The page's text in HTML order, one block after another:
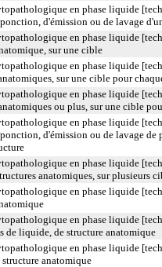
en phase liquide
d'émission ou de lavage
en phase liquide
sur une cible
en phase liquide
sur une cible pour
en phase liquide
ou plus, sur une cible
en phase liquide
d'émission ou de lavage de
en phase liquide
anatomiques, sur plusieurs
en phase liquide
en phase liquide
de liquide, de structure anatomique
en phase liquide
anatomique